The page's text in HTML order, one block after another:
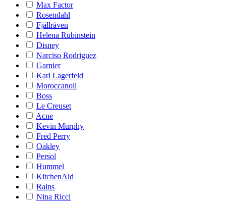
Max Factor
Rosendahl
Fjällräven
Helena Rubinstein
Disney
Narciso Rodriguez
Garnier
Karl Lagerfeld
Moroccanoil
Boss
Le Creuset
Acne
Kevin Murphy
Fred Perry
Oakley
Persol
Hummel
KitchenAid
Rains
Nina Ricci